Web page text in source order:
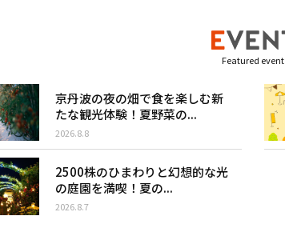
Featured event
京丹波の夜の畑で食を楽しむ新
たな観光体験！夏野菜の...
2026.8.8
2500株のひまわりと幻想的な光
の庭園を満喫！夏の...
2026.8.7